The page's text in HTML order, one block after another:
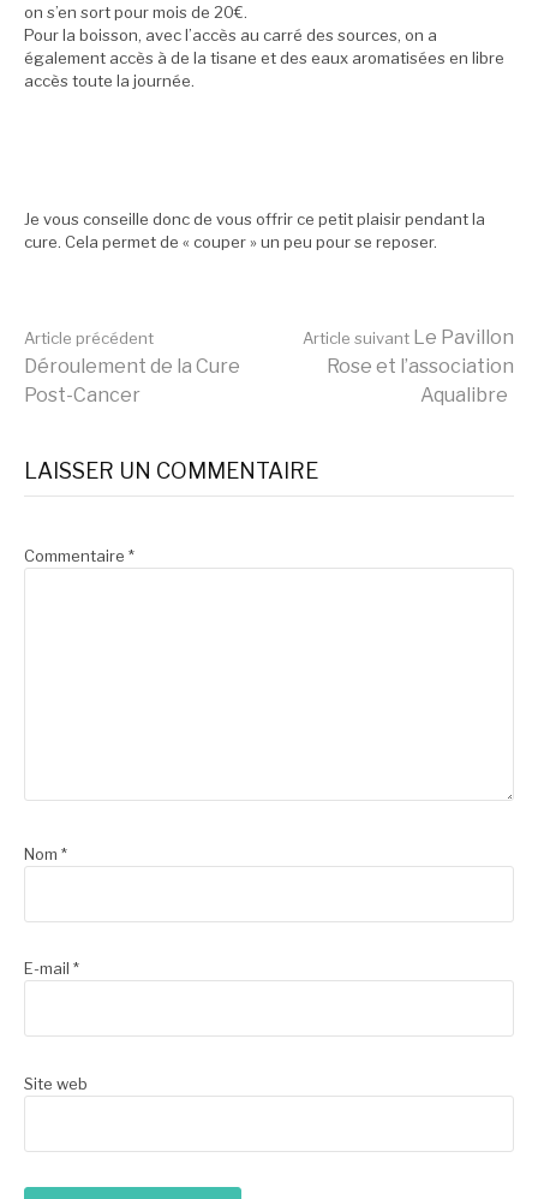
on s’en sort pour mois de 20€.
Pour la boisson, avec l’accès au carré des sources, on a
également accès à de la tisane et des eaux aromatisées en libre
accès toute la journée.
Je vous conseille donc de vous offrir ce petit plaisir pendant la
cure. Cela permet de « couper » un peu pour se reposer.
Lire
suite
Article précédent
Déroulement de la Cure
Post-Cancer
Article suivant Le Pavillon
Rose et l’association
Aqualibre
LAISSER UN COMMENTAIRE
Commentaire *
Nom *
E-mail *
Site web